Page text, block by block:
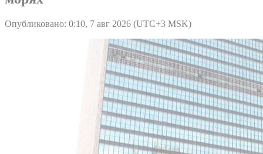
Опубликовано: 0:10, 7 авг 2026 (UTC+3 MSK)